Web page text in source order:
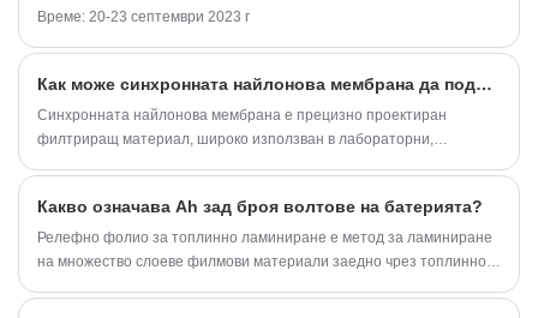
Време: 20-23 септември 2023 г
Как може синхронната найлонова мембрана да подобри производителността на филтриране в критични приложения?
Синхронната найлонова мембрана е прецизно проектиран
филтриращ материал, широко използван в лабораторни,
химическа съвместимост и постоянно разпределение на размера
на порите, което го прави подходящ за микрофилтрация,
стерилизираща филтрация и подготовка на аналитични проби.
Какво означава Ah зад броя волтове на батерията?
Релефно фолио за топлинно ламиниране е метод за ламиниране
на множество слоеве филмови материали заедно чрез топлинно